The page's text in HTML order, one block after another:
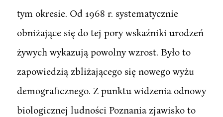
tym okresie. Od 1968 r. systematycznie
obniżające się do tej pory wskaźniki urodzeń
żywych wykazują powolny wzrost. Było to
zapowiedzią zbliżającego się nowego wyżu
demograficznego. Z punktu widzenia odnowy
biologicznej ludności Poznania zjawisko to